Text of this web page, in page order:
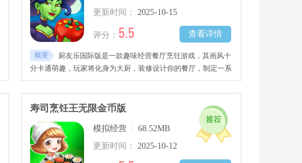
更新时间：
2025-10-15
查看详情
评分： 5.5
概要
厨友乐国际版是一款趣味经营餐厅烹饪游戏，其画风十
分卡通萌趣，玩家将化身为大厨，装修设计你的餐厅，制定一系
列营销手段与促销活动，收集更多食材、原材料、调味品等进行
烹饪，制作出美味可口的美食佳肴满足顾客的多样化需求，赚取
丰厚钱财将你的餐厅做大做强，开往全世界，感兴趣的玩家千万
寿司烹饪王无限金币版
模拟经营
68.52MB
更新时间：
2025-10-12